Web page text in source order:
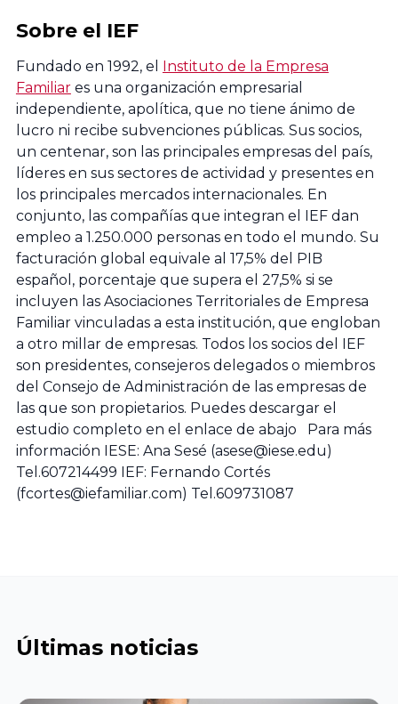
Universidad de
Zaragoza
Universidad de
Lleida
Universidad de
Girona
Facultad de
Ciencias
Económicas y
empresariales,
Universidad de
Barcelona
Universitat
Sobre el IEF
Fundado en 1992, el Instituto de la Empresa
Familiares una organización empresarial
independiente, apolítica, que no tiene ánimo de
lucro ni recibe subvenciones públicas. Sus socios,
un centenar, son las principales empresas del país,
líderes en sus sectores de actividad y presentes en
los principales mercados internacionales. En
conjunto, las compañías que integran el IEF dan
empleo a 1.250.000 personas en todo el mundo. Su
facturación global equivale al 17,5% del PIB
español, porcentaje que supera el 27,5% si se
incluyen las Asociaciones Territoriales de Empresa
Familiar vinculadas a esta institución, que engloban
a otro millar de empresas. Todos los socios del IEF
son presidentes, consejeros delegados o miembros
del Consejo de Administración de las empresas de
las que son propietarios. Puedes descargar el
estudio completo en el enlace de abajo Para más
información IESE: Ana Sesé (asese@iese.edu)
Tel.607214499 IEF: Fernando Cortés
(fcortes@iefamiliar.com) Tel.609731087
Últimas noticias